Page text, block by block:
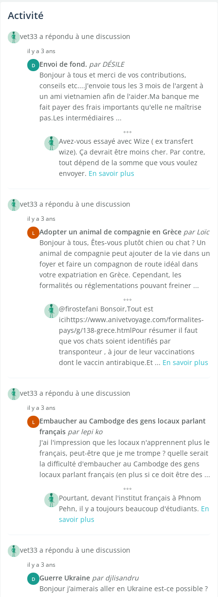
Activité
vet33 a répondu à une discussion
il y a 3 ans
D Envoi de fond. par DÉSILE
Bonjour à tous et merci de vos contributions,
conseils etc....J'envoie tous les 3 mois de l'argent à
un ami vietnamien afin de l'aider.Ma banque me
fait payer des frais importants qu'elle ne maîtrise
pas.Les intermédiaires ...
Avez-vous essayé avec Wize ( ex transfert
wize). Ça devrait être moins cher. Par contre,
tout dépend de la somme que vous voulez
envoyer. En savoir plus
vet33 a répondu à une discussion
il y a 3 ans
L Adopter un animal de compagnie en Grèce par Loïc
Bonjour à tous, Êtes-vous plutôt chien ou chat ? Un
animal de compagnie peut ajouter de la vie dans un
foyer et faire un compagnon de route idéal dans
votre expatriation en Grèce. Cependant, les
formalités ou réglementations pouvant freiner ...
@firostefani Bonsoir,Tout est
icihttps://www.anivetvoyage.com/formalites-
pays/g/138-grece.htmlPour résumer il faut
que vos chats soient identifiés par
transponteur , à jour de leur vaccinations
dont le vaccin antirabique.Et ... En savoir plus
vet33 a répondu à une discussion
il y a 3 ans
L
Embaucher au Cambodge des gens locaux parlant
français par lepi ko
J'ai l'impression que les locaux n'apprennent plus le
français, peut-être que je me trompe ? quelle serait
la difficulté d'embaucher au Cambodge des gens
locaux parlant français (en plus si ce doit être des ...
Pourtant, devant l'institut français à Phnom
Pehn, il y a toujours beaucoup d'étudiants. En
savoir plus
vet33 a répondu à une discussion
il y a 3 ans
D Guerre Ukraine par djlisandru
Bonjour j’aimerais aller en Ukraine est-ce possible ?